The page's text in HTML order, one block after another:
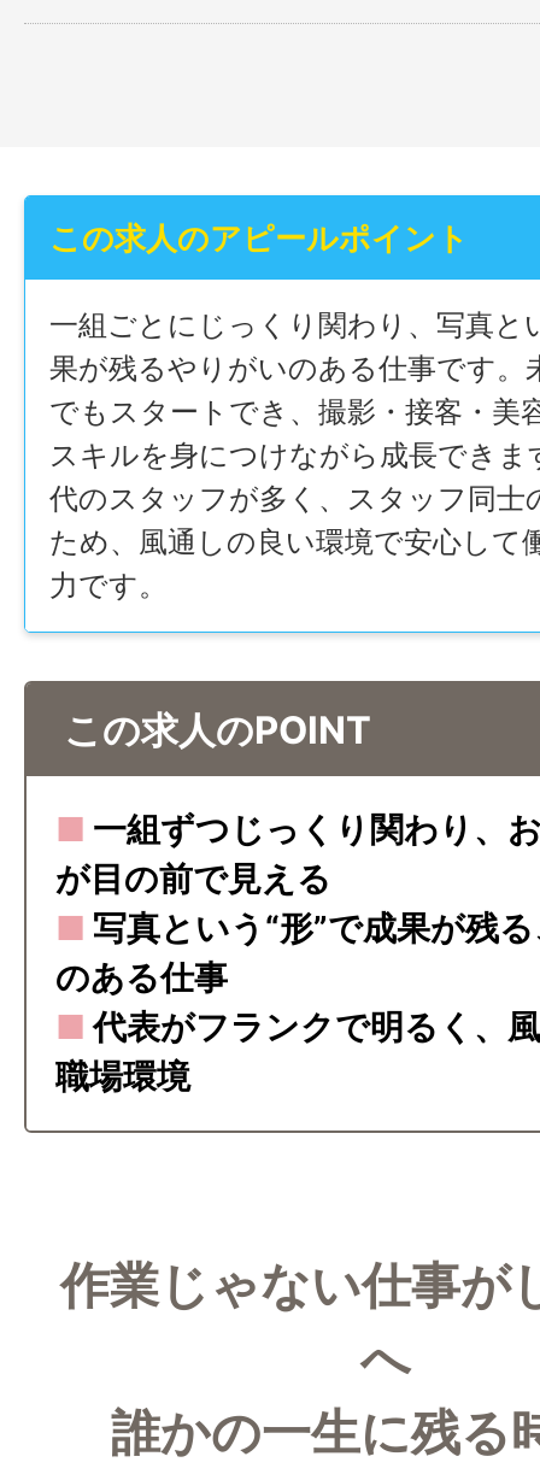
この求人のアピールポイント
一組ごとにじっくり関わり、写真と
果が残るやりがいのある仕事です。
でもスタートでき、撮影・接客・美
スキルを身につけながら成長でき
代のスタッフが多く、スタッフ同士
ため、風通しの良い環境で安心して
力です。
この求人のPOINT
■ 一組ずつじっくり関わり、
が目の前で見える
■ 写真という“形”で成果が残
のある仕事
■ 代表がフランクで明るく、
職場環境
作業じゃない仕事が
へ
誰かの一生に残る